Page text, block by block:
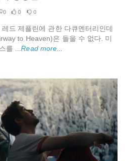
0 0 0
드 제플린에 관한 다큐멘터리인데
to Heaven)은 들을 수 없다. 미
를 ...Read more...